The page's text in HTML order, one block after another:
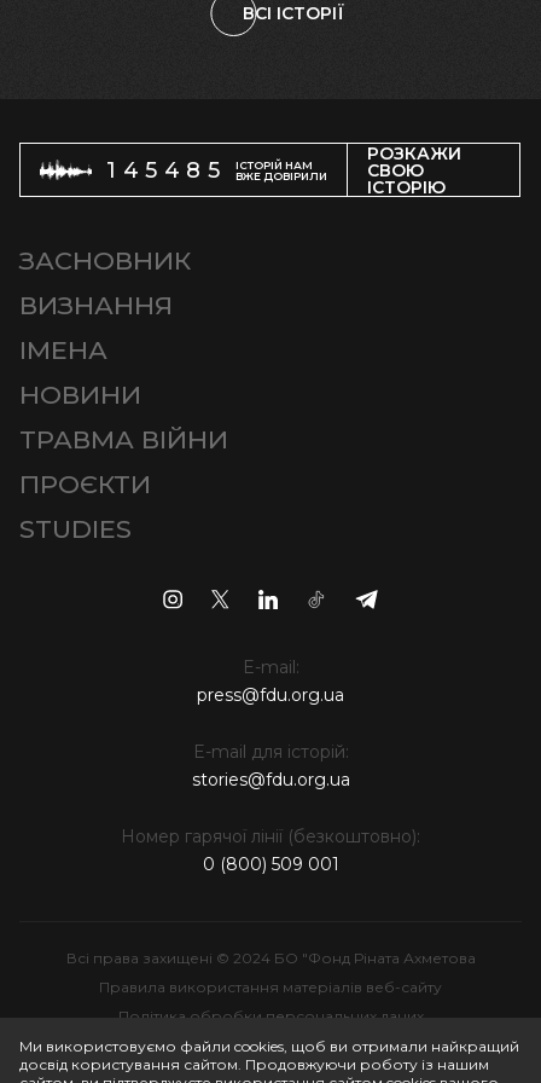
ВСІ ІСТОРІЇ
145485
ІСТОРІЙ НАМ
ВЖЕ ДОВІРИЛИ
РОЗКАЖИ
СВОЮ
ІСТОРІЮ
ЗАСНОВНИК
ВИЗНАННЯ
ІМЕНА
НОВИНИ
ТРАВМА ВІЙНИ
ПРОЄКТИ
STUDIES
E-mail:
press@fdu.org.ua
E-mail для історій:
stories@fdu.org.ua
Номер гарячої лінії (безкоштовно):
0 (800) 509 001
Всі права захищені © 2024 БО "Фонд Ріната Ахметова
Правила використання матеріалів веб-сайту
Політика обробки персональних даних
Інтелектуальна власність
Ми використовуємо файли cookies, щоб ви отримали найкращий
досвід користування сайтом. Продовжуючи роботу із нашим